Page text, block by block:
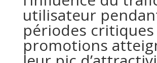
utilisateur
périodes critiques
promotions